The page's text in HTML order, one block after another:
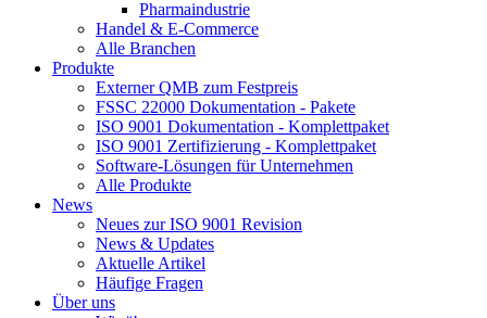
Pharmaindustrie
Handel & E-Commerce
Alle Branchen
Produkte
Externer QMB zum Festpreis
FSSC 22000 Dokumentation - Pakete
ISO 9001 Dokumentation - Komplettpaket
ISO 9001 Zertifizierung - Komplettpaket
Software-Lösungen für Unternehmen
Alle Produkte
News
Neues zur ISO 9001 Revision
News & Updates
Aktuelle Artikel
Häufige Fragen
Über uns